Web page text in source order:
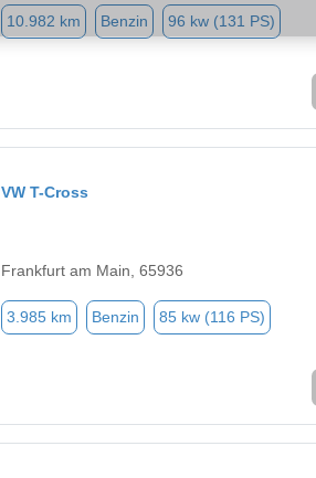
10.982 km Benzin 96 kw (131 PS)
VW T-Cross
Frankfurt am Main, 65936
3.985 km Benzin 85 kw (116 PS)